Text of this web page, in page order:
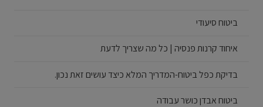
ביטוח סיעודי
איחוד קרנות פנסיה | כל מה שצריך לדעת
בדיקת כפל ביטוח-המדריך המלא כיצד עושים זאת נכון.
ביטוח אבדן כושר עבודה